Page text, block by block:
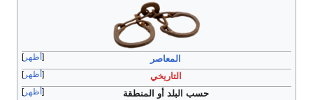
أظهر المعاصر
أظهر التاريخي
أظهر حسب البلد أو المنطقة